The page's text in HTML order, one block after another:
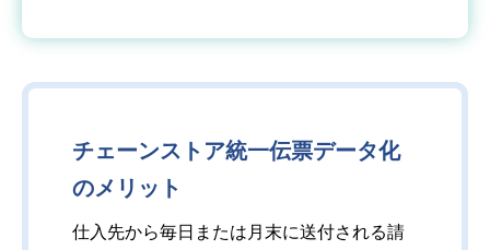
チェーンストア統一伝票データ化
のメリット
仕入先から毎日または月末に​送付される請